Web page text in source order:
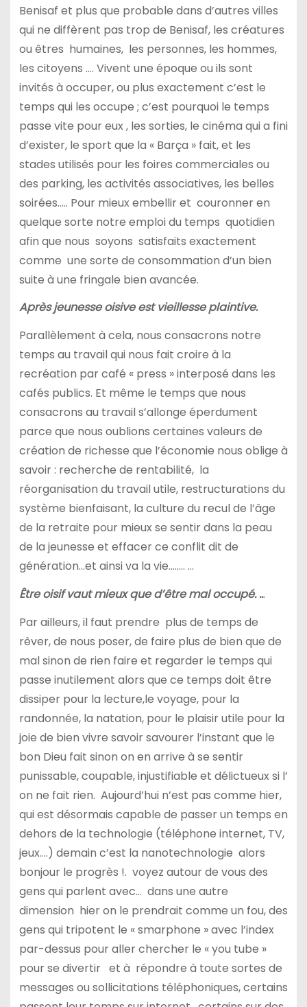
Benisaf et plus que probable dans d’autres villes
qui ne diffèrent pas trop de Benisaf, les créatures
ou êtres humaines, les personnes, les hommes,
les citoyens …. Vivent une époque ou ils sont
invités à occuper, ou plus exactement c’est le
temps qui les occupe ; c’est pourquoi le temps
passe vite pour eux , les sorties, le cinéma qui a fini
d’exister, le sport que la « Barça » fait, et les
stades utilisés pour les foires commerciales ou
des parking, les activités associatives, les belles
soirées….. Pour mieux embellir et couronner en
quelque sorte notre emploi du temps quotidien
afin que nous soyons satisfaits exactement
comme une sorte de consommation d’un bien
suite à une fringale bien avancée.
Après jeunesse oisive est vieillesse plaintive.
Parallèlement à cela, nous consacrons notre
temps au travail qui nous fait croire à la
recréation par café « press » interposé dans les
cafés publics. Et même le temps que nous
consacrons au travail s’allonge éperdument
parce que nous oublions certaines valeurs de
création de richesse que l’économie nous oblige à
savoir : recherche de rentabilité, la
réorganisation du travail utile, restructurations du
système bienfaisant, la culture du recul de l’âge
de la retraite pour mieux se sentir dans la peau
de la jeunesse et effacer ce conflit dit de
génération…et ainsi va la vie…….. …
Être oisif vaut mieux que d’être mal occupé. ...
Par ailleurs, il faut prendre plus de temps de
rêver, de nous poser, de faire plus de bien que de
mal sinon de rien faire et regarder le temps qui
passe inutilement alors que ce temps doit être
dissiper pour la lecture,le voyage, pour la
randonnée, la natation, pour le plaisir utile pour la
joie de bien vivre savoir savourer l’instant que le
bon Dieu fait sinon on en arrive à se sentir
punissable, coupable, injustifiable et délictueux si l’
on ne fait rien. Aujourd’hui n’est pas comme hier,
qui est désormais capable de passer un temps en
dehors de la technologie (téléphone internet, TV,
jeux….) demain c’est la nanotechnologie alors
bonjour le progrès !. voyez autour de vous des
gens qui parlent avec… dans une autre
dimension hier on le prendrait comme un fou, des
gens qui tripotent le « smarphone » avec l’index
par-dessus pour aller chercher le « you tube »
pour se divertir et à répondre à toute sortes de
messages ou sollicitations téléphoniques, certains